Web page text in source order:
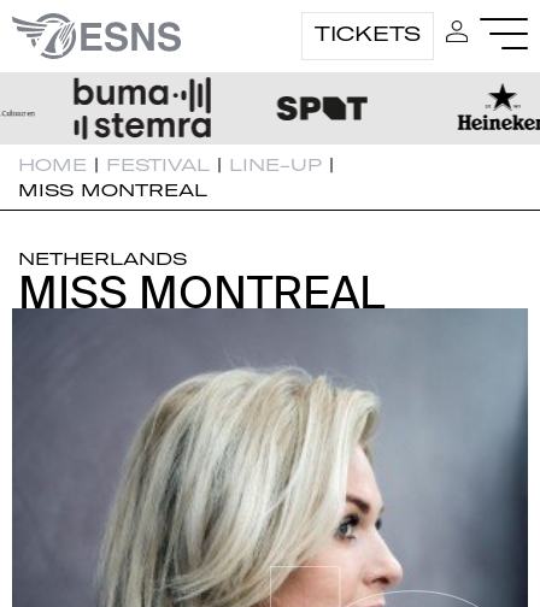
TICKETS
HOME | FESTIVAL | LINE-UP |
MISS MONTREAL
NETHERLANDS
MISS MONTREAL
MISS MONTREAL